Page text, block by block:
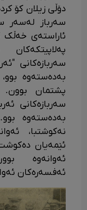
دۆڵی زیلان کۆ
سەرباز لەسەر
ئاراستەی خەڵک
سەربازەکانی
بەدەستەوە
پشتمان
سەربازەکانی
بەدەستەوە
نەکوشتبا،
ئێمەیان
ئەوانەوە
ئەفسەرەکان